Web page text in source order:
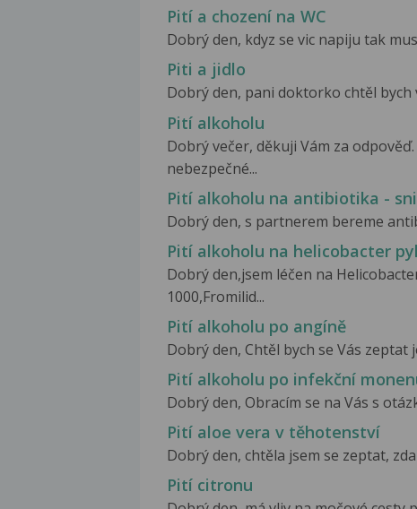
Pití a chození na WC
Dobrý den, kdyz se vic napiju tak
Piti a jidlo
Dobrý den, pani doktorko chtěl
Pití alkoholu
Dobrý večer, děkuji Vám za
nebezpečné...
Pití alkoholu na antibiotika -
Dobrý den, s partnerem bereme
Pití alkoholu na helicobacter
Dobrý den,jsem léčen na
1000,Fromilid...
Pití alkoholu po angíně
Dobrý den, Chtěl bych se Vás zeptat
Pití alkoholu po infekční
Dobrý den, Obracím se na Vás s
Pití aloe vera v těhotenství
Dobrý den, chtěla jsem se zeptat,
Pití citronu